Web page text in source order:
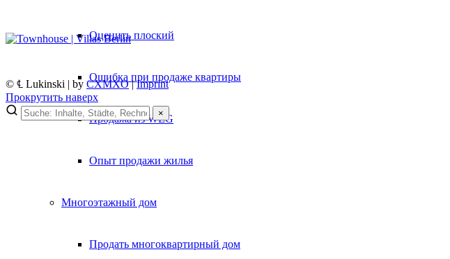
Оценить плоский
Ошибка при продаже квартиры
Продажа из WEG
Опыт продажи жилья
Многоэтажный дом
Продать многоквартирный дом
© ℄ Lukinski | by CXMXO|Imprint
Прокрутить наверх
×
Lukinski Newsletter
Kostenlos abonnieren